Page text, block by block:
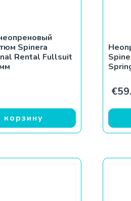
Spinera
Rental Fullsuit
корзину
€